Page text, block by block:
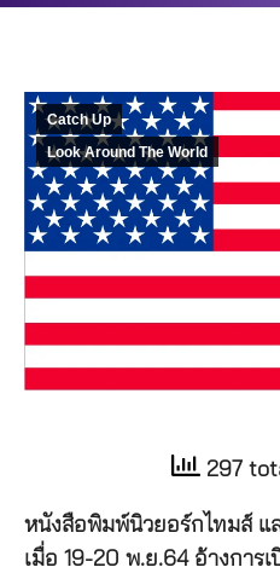
Catch Up
Look Around The World
297
หนังสือพิมพ์นิวยอร์กไทมส์ แ
เมื่อ 19-20 พ.ย.64 อ้างการ